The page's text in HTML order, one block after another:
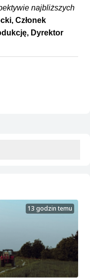
najbliższych
Członek
Dyrektor
13 godzin temu